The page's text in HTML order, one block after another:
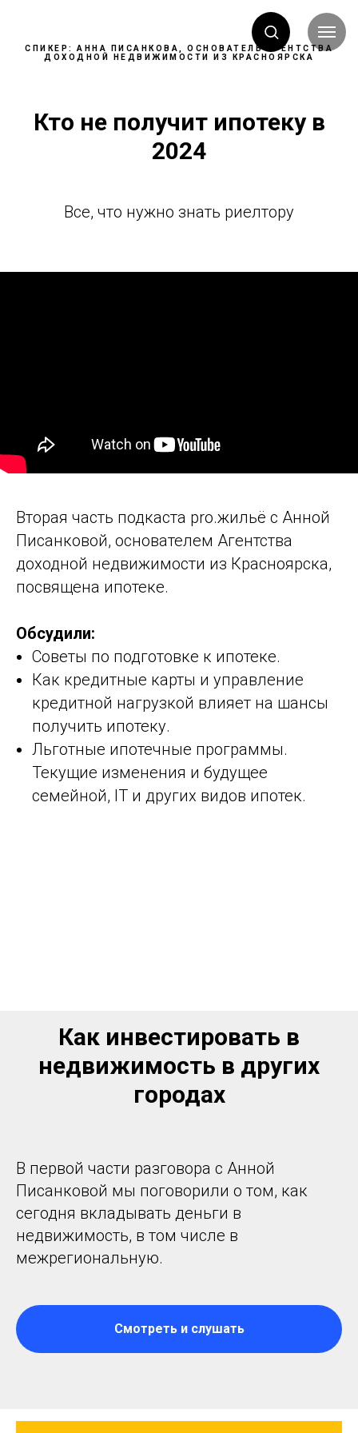
СПИКЕР: АННА ПИСАНКОВА, ОСНОВАТЕЛЬ АГЕНТСТВА
ДОХОДНОЙ НЕДВИЖИМОСТИ ИЗ КРАСНОЯРСКА
Кто не получит ипотеку в
2024
Все, что нужно знать риелтору
Вторая часть подкаста pro.жильё с Анной
Писанковой, основателем Агентства
доходной недвижимости из Красноярска,
посвящена ипотеке.
Обсудили:
Советы по подготовке к ипотеке.
Как кредитные карты и управление
кредитной нагрузкой влияет на шансы
получить ипотеку.
Льготные ипотечные программы.
Текущие изменения и будущее
семейной, IT и других видов ипотек.
Как инвестировать в
недвижимость в других
городах
В первой части разговора с Анной
Писанковой мы поговорили о том, как
сегодня вкладывать деньги в
недвижимость, в том числе в
межрегиональную.
Смотреть и слушать